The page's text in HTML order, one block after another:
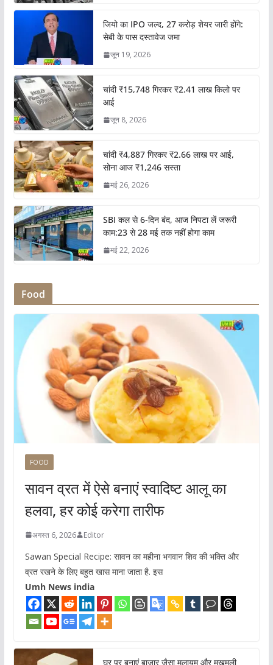
जियो का IPO जल्द, 27 करोड़ शेयर जारी होंगे:
सेबी के पास दस्तावेज जमा
जून 19, 2026
चांदी ₹15,748 गिरकर ₹2.41 लाख किलो पर
आई
जून 8, 2026
चांदी ₹4,887 गिरकर ₹2.66 लाख पर आई,
सोना आज ₹1,246 सस्ता
मई 26, 2026
SBI कल से 6-दिन बंद, आज निपटा लें जरूरी
काम:23 से 28 मई तक नहीं होगा काम
मई 22, 2026
Food
FOOD
सावन व्रत में ऐसे बनाएं स्वादिष्ट आलू का
हलवा, हर कोई करेगा तारीफ
अगस्त 6, 2026 Editor
Sawan Special Recipe: सावन का महीना भगवान शिव की भक्ति और
व्रत रखने के लिए बहुत खास माना जाता है. इस
Umh News india
घर पर बनाएं बाजार जैसा मुलायम और मखमली